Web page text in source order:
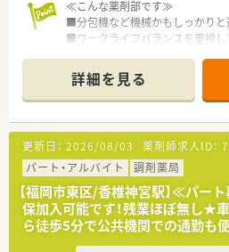
≪こんな薬剤部です≫
■分包機など機械かもしっかりと
■ワークライフバランスを重視し
■残業が難しい場合は定時で終業
■患者様は認知症の患者様が多く
≪こんな病院です≫
■2,000年よりうつ病、神経症、
を行って参りました。
■退院後の方々のために、施設を
続けております。
■2020年には、より良い入院環境
病棟を増築いたしました。
詳細を見る
更新日： 2026/08/03 薬剤師求人ID：
パート・アルバイト
調剤薬局
【福岡市東区/香椎神宮駅】≪パー
保加入可能です！残業ほぼ無し★
ら徒歩5分で公共機関での通勤も便